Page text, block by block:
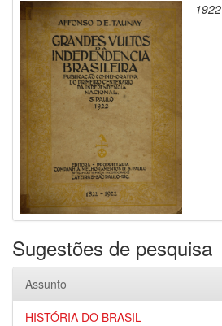
1922
Sugestões de pesquisa
Assunto
HISTÓRIA DO BRASIL